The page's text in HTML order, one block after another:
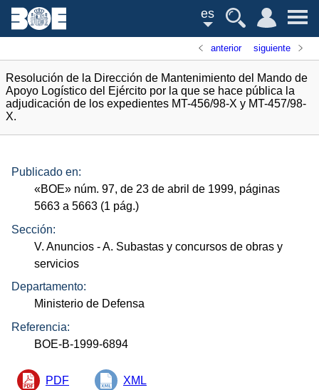
es
anterior siguiente
Resolución de la Dirección de Mantenimiento del Mando de
Apoyo Logístico del Ejército por la que se hace pública la
adjudicación de los expedientes MT-456/98-X y MT-457/98-
X.
Publicado en:
«BOE» núm. 97, de 23 de abril de 1999, páginas
5663 a 5663 (1 pág.)
Sección:
V. Anuncios - A. Subastas y concursos de obras y
servicios
Departamento:
Ministerio de Defensa
Referencia:
BOE-B-1999-6894
PDF XML